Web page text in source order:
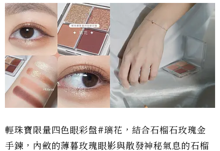
輕珠寶限量四色眼彩盤#璃花，結合石榴石玫瑰金
手鍊，內斂的薄暮玫瑰眼影與散發神秘氣息的石榴